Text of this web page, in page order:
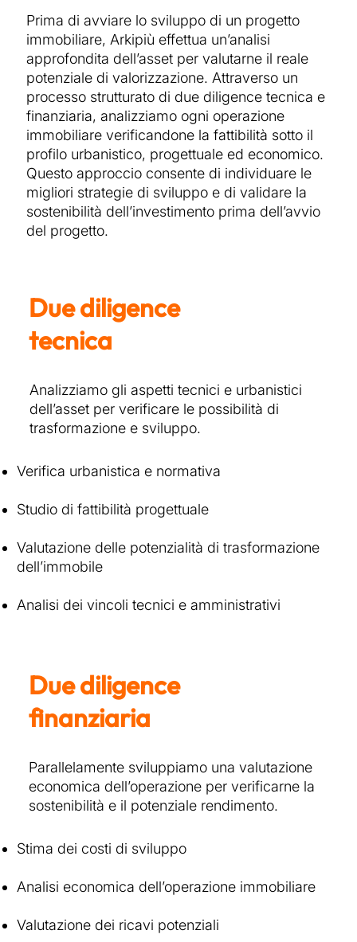
Prima di avviare lo sviluppo di un progetto
immobiliare, Arkipiù effettua un’analisi
approfondita dell’asset per valutarne il reale
potenziale di valorizzazione. Attraverso un
processo strutturato di due diligence tecnica e
finanziaria, analizziamo ogni operazione
immobiliare verificandone la fattibilità sotto il
profilo urbanistico, progettuale ed economico.
Questo approccio consente di individuare le
migliori strategie di sviluppo e di validare la
sostenibilità dell’investimento prima dell’avvio
del progetto.
Due diligence
tecnica
Analizziamo gli aspetti tecnici e urbanistici
dell’asset per verificare le possibilità di
trasformazione e sviluppo.
Verifica urbanistica e normativa
Studio di fattibilità progettuale
Valutazione delle potenzialità di trasformazione
dell’immobile
Analisi dei vincoli tecnici e amministrativi
Due diligence
finanziaria
Parallelamente sviluppiamo una valutazione
economica dell’operazione per verificarne la
sostenibilità e il potenziale rendimento.
Stima dei costi di sviluppo
Analisi economica dell’operazione immobiliare
Valutazione dei ricavi potenziali